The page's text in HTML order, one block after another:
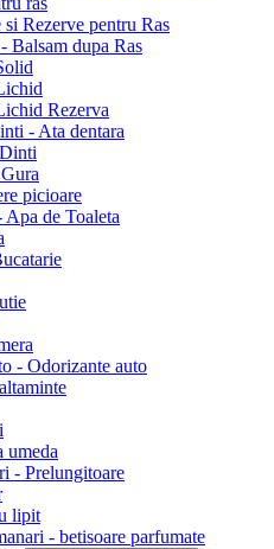
si Rezerve pentru Ras
Balsam dupa Ras
Rezerva
- Ata dentara
picioare
Apa de Toaleta
- Odorizante auto
umeda
- Prelungitoare
lipit
- betisoare parfumate